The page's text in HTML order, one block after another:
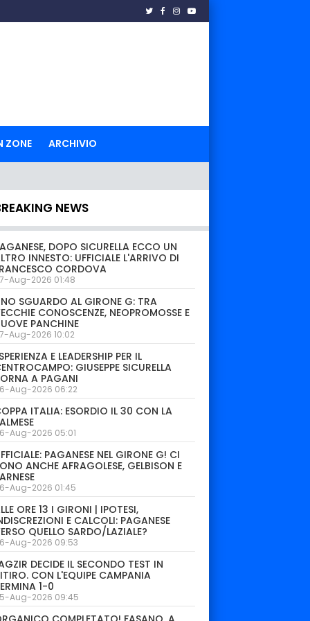
ZONE ARCHIVIO
NEWS
DOPO SICURELLA ECCO UN
INNESTO: UFFICIALE L'ARRIVO DI
CORDOVA
Aug-2026 01:48
SGUARDO AL GIRONE G: TRA
CONOSCENZE, NEOPROMOSSE E
PANCHINE
Aug-2026 10:02
E LEADERSHIP PER IL
GIUSEPPE SICURELLA
A PAGANI
Aug-2026 06:22
ITALIA: ESORDIO IL 30 CON LA
Aug-2026 05:01
PAGANESE NEL GIRONE G! CI
ANCHE AFRAGOLESE, GELBISON E
Aug-2026 01:45
ORE 13 I GIRONI | IPOTESI,
E CALCOLI: PAGANESE
QUELLO SARDO/LAZIALE?
Aug-2026 09:53
DECIDE IL SECONDO TEST IN
CON L'EQUIPE CAMPANIA
1-0
Aug-2026 09:45